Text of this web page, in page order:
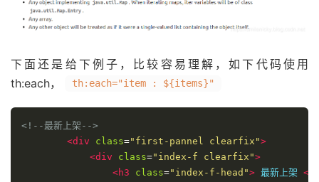
下面还是给下例子，比较容易理解，如下代码使用
th:each，
th:each="item : ${items}"
<!--最新上架-->
<div
class="first-pannel clearfix">
<div
class="index-f clearfix">
<h3
class="index-f-head"> 最新上架